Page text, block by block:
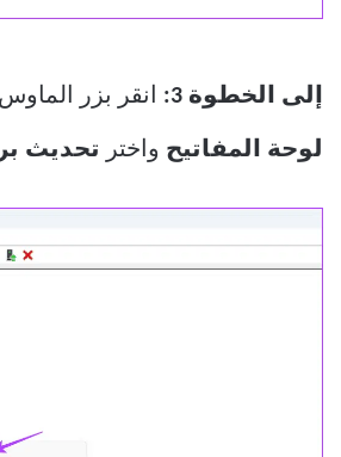
إلى الخطوة 3: انقر بزر
لوحة المفاتيح واختر تحديث